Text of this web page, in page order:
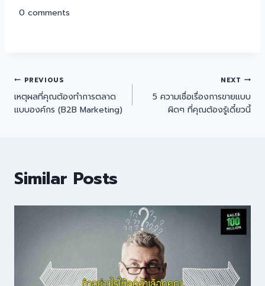
0 comments
PREVIOUS
เหตุผลที่คุณต้องทำการตลาด
แบบองค์กร (B2B Marketing)
NEXT
5 ความเชื่อเรื่องการขายแบบ
ผิดๆ ที่คุณต้องรู้เดี๋ยวนี้
Similar Posts